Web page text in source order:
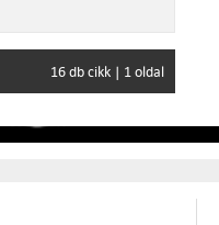
16 db cikk | 1 oldal